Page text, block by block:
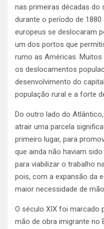
nas primeiras décadas do
durante o período de
europeus se deslocaram
um dos portos que
rumo as Américas.
os deslocamentos
desenvolvimento do
população rural e a forte
Do outro lado do
atrair uma parcela
primeiro lugar, para
que ainda não haviam
para viabilizar o trabalho
pois, com a expansão da
maior necessidade de
O século XIX foi marcado
mão de obra imigrante no